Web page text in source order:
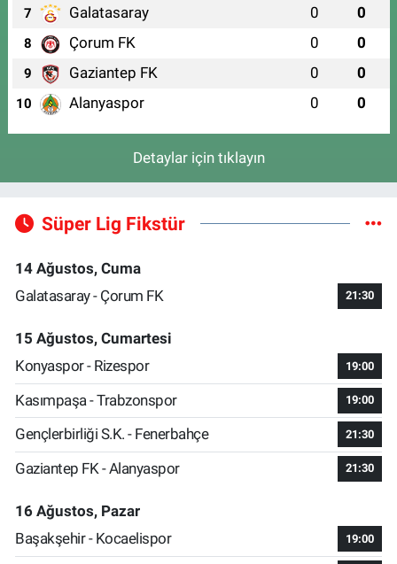
7 Galatasaray 0 0
8 Çorum FK 0 0
9 Gaziantep FK 0 0
10 Alanyaspor 0 0
Detaylar için tıklayın
Süper Lig Fikstür
14 Ağustos, Cuma
Galatasaray - Çorum FK
21:30
15 Ağustos, Cumartesi
Konyaspor - Rizespor
19:00
Kasımpaşa - Trabzonspor 19:00
Gençlerbirliği S.K. - Fenerbahçe 21:30
Gaziantep FK - Alanyaspor 21:30
16 Ağustos, Pazar
Başakşehir - Kocaelispor
19:00